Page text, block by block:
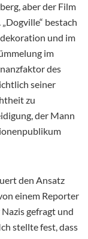
aber der Film
bestach
und im
im
des
seiner
zu
der Mann
den Ansatz
einem Reporter
gefragt und
stellte fest, dass